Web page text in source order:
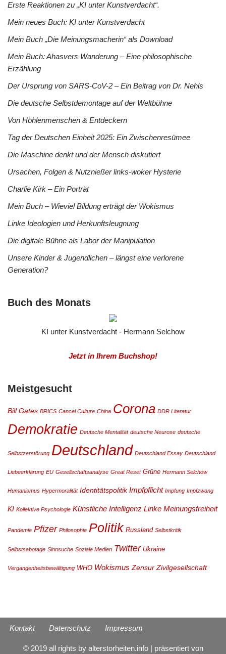
Erste Reaktionen zu „KI unter Kunstverdacht“.
Mein neues Buch: KI unter Kunstverdacht
Mein Buch „Die Meinungsmacherin“ als Download
Mein Buch: Ahasvers Wanderung – Eine philosophische
Erzählung
Der Ursprung von SARS-CoV-2 – Ein Beitrag von Dr. Nehls
Die deutsche Selbstdemontage auf der Weltbühne
Von Höhlenmenschen & Entdeckern
Tag der Deutschen Einheit 2025: Ein Zwischenresümee
Die Maschine denkt und der Mensch diskutiert
Ursachen, Folgen & Nutznießer links-woker Hysterie
Charlie Kirk – Ein Porträt
Mein Buch – Wieviel Bildung erträgt der Wokismus
Linke Ideologien und Herkunftsleugnung
Die digitale Bühne als Labor der Manipulation
Unsere Kinder & Jugendlichen – längst eine verlorene
Generation?
Buch des Monats
KI unter Kunstverdacht - Hermann Selchow
Jetzt in Ihrem Buchshop!
Meistgesucht
Bill Gates BRICS Cancel Culture China Corona DDR Literatur
Demokratie Deutsche Mentalität deutsche Neurose deutsche
Selbstzerstörung Deutschland Deutschland Essay Deutschland
Liebeerklärung EU Gesellschaftsanalyse Great Reset Grüne Hermann Selchow
Humanismus Hypermoralität Identitätspolitik Impfpflicht Impfung Impfzwang
KI Kollektive Psychologie Künstliche Intelligenz Linke Meinungsfreiheit
Pandemie Pfizer Philosophie Politik Russland Selbstkritik
Selbstsabotage Sinnsuche Soziale Medien Twitter Ukraine
Vergangenheitsbewältigung WHO Wokismus Zensur Zivilgesellschaft
Kontakt Datenschutz Impressum
© 2019 all rights by alterstorheiten.info | präsentiert von